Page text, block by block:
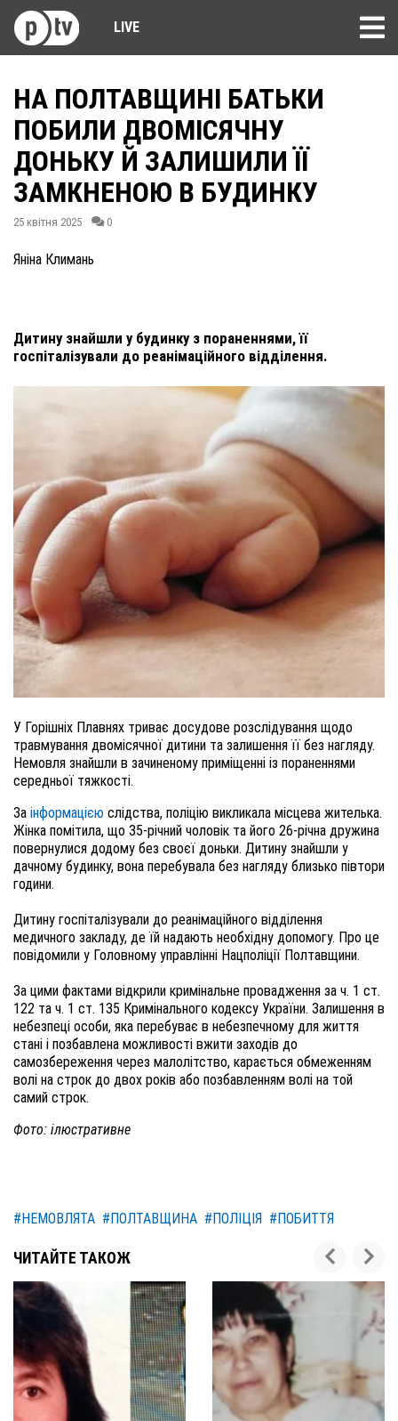
LIVE
НА ПОЛТАВЩИНІ БАТЬКИ
ПОБИЛИ ДВОМІСЯЧНУ
ДОНЬКУ Й ЗАЛИШИЛИ ЇЇ
ЗАМКНЕНОЮ В БУДИНКУ
25 квітня 2025 0
Яніна Климань
Дитину знайшли у будинку з пораненнями, її
госпіталізували до реанімаційного відділення.
У Горішніх Плавнях триває досудове розслідування щодо
травмування двомісячної дитини та залишення її без нагляду.
Немовля знайшли в зачиненому приміщенні із пораненнями
середньої тяжкості.
За інформацією слідства, поліцію викликала місцева жителька.
Жінка помітила, що 35-річний чоловік та його 26-річна дружина
повернулися додому без своєї доньки. Дитину знайшли у
дачному будинку, вона перебувала без нагляду близько півтори
години.
Дитину госпіталізували до реанімаційного відділення
медичного закладу, де їй надають необхідну допомогу. Про це
повідомили у Головному управлінні Нацполіції Полтавщини.
За цими фактами відкрили кримінальне провадження за ч. 1 ст.
122 та ч. 1 ст. 135 Кримінального кодексу України. Залишення в
небезпеці особи, яка перебуває в небезпечному для життя
стані і позбавлена можливості вжити заходів до
самозбереження через малолітство, карається обмеженням
волі на строк до двох років або позбавленням волі на той
самий строк.
Фото: ілюстративне
#НЕМОВЛЯТА #ПОЛТАВЩИНА #ПОЛІЦІЯ #ПОБИТТЯ
ЧИТАЙТЕ ТАКОЖ